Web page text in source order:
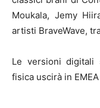
Moukala, Jemy
artisti BraveWave,
Le versioni digitali
fisica uscirà in